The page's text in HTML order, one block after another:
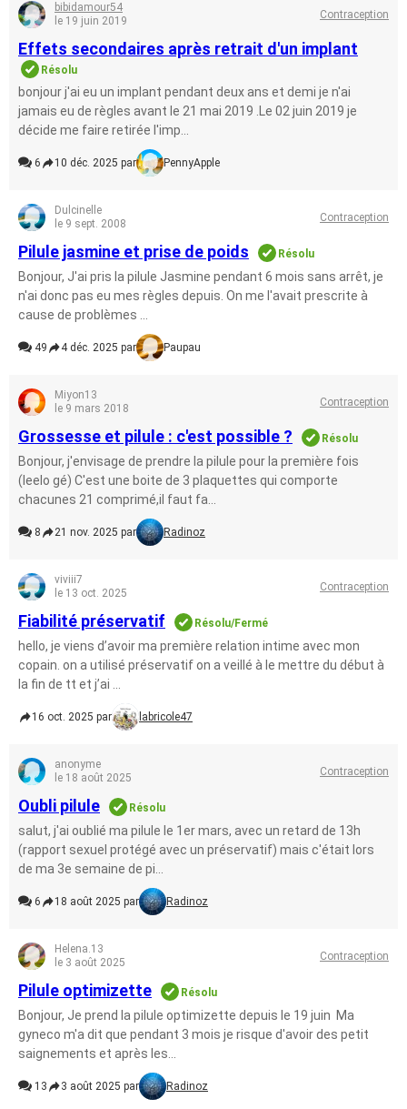
bibidamour54
le 19 juin 2019
Contraception
Effets secondaires après retrait d'un implant
Résolu
bonjour j'ai eu un implant pendant deux ans et demi je n'ai
jamais eu de règles avant le 21 mai 2019 .Le 02 juin 2019 je
décide me faire retirée l'imp...
6 10 déc. 2025 par PennyApple
Dulcinelle
le 9 sept. 2008
Contraception
Pilule jasmine et prise de poids Résolu
Bonjour, J'ai pris la pilule Jasmine pendant 6 mois sans arrêt, je
n'ai donc pas eu mes règles depuis. On me l'avait prescrite à
cause de problèmes ...
49 4 déc. 2025 par Paupau
Miyon13
le 9 mars 2018
Contraception
Grossesse et pilule : c'est possible ? Résolu
Bonjour, j'envisage de prendre la pilule pour la première fois
(leelo gé) C'est une boite de 3 plaquettes qui comporte
chacunes 21 comprimé,il faut fa...
8 21 nov. 2025 par Radinoz
viviii7
le 13 oct. 2025
Contraception
Fiabilité préservatif Résolu/Fermé
hello, je viens d’avoir ma première relation intime avec mon
copain. on a utilisé préservatif on a veillé à le mettre du début à
la fin de tt et j’ai ...
16 oct. 2025 par labricole47
anonyme
le 18 août 2025
Contraception
Oubli pilule Résolu
salut, j'ai oublié ma pilule le 1er mars, avec un retard de 13h
(rapport sexuel protégé avec un préservatif) mais c'était lors
de ma 3e semaine de pi...
6 18 août 2025 par Radinoz
Helena.13
le 3 août 2025
Contraception
Pilule optimizette Résolu
Bonjour, Je prend la pilule optimizette depuis le 19 juin Ma
gyneco m'a dit que pendant 3 mois je risque d'avoir des petit
saignements et après les...
13 3 août 2025 par Radinoz